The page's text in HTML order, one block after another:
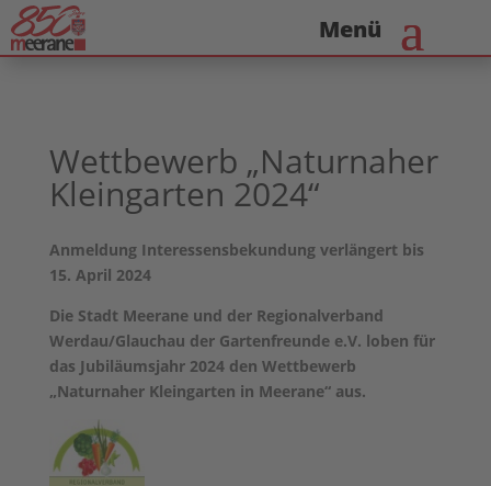
Wettbewerb „Naturnaher
Kleingarten 2024“
Anmeldung Interessensbekundung verlängert bis
15. April 2024
Die Stadt Meerane und der Regionalverband
Werdau/Glauchau der Gartenfreunde e.V. loben für
das Jubiläumsjahr 2024 den Wettbewerb
„Naturnaher Kleingarten in Meerane“ aus.